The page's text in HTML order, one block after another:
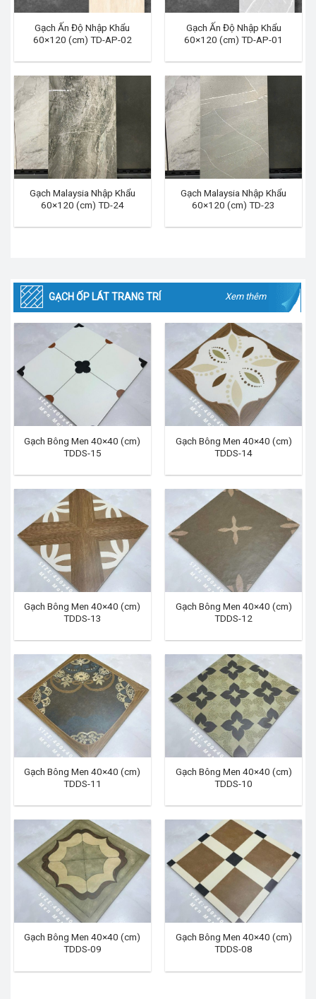
Gạch Ấn Độ Nhập Khẩu
60×120 (cm) TD-AP-02
Gạch Ấn Độ Nhập Khẩu
60×120 (cm) TD-AP-01
Gạch Malaysia Nhập Khẩu
60×120 (cm) TD-24
Gạch Malaysia Nhập Khẩu
60×120 (cm) TD-23
GẠCH ỐP LÁT TRANG TRÍ Xem thêm
Gạch Bông Men 40×40 (cm)
TDDS-15
Gạch Bông Men 40×40 (cm)
TDDS-14
Gạch Bông Men 40×40 (cm)
TDDS-13
Gạch Bông Men 40×40 (cm)
TDDS-12
Gạch Bông Men 40×40 (cm)
TDDS-11
Gạch Bông Men 40×40 (cm)
TDDS-10
Gạch Bông Men 40×40 (cm)
TDDS-09
Gạch Bông Men 40×40 (cm)
TDDS-08